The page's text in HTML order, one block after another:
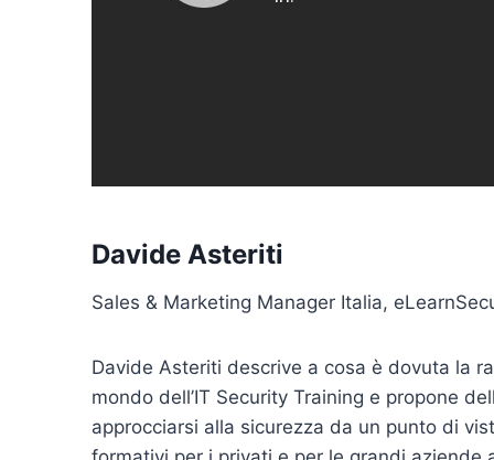
Davide Asteriti
Sales & Marketing Manager Italia,
Davide Asteriti descrive a cosa è dovuta la
mondo dell’IT Security Training e propone
approcciarsi alla sicurezza da un punto di